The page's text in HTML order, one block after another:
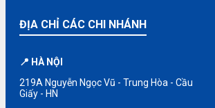
ĐỊA CHỈ CÁC CHI NHÁNH
📍 HÀ NỘI
219A Nguyễn Ngọc Vũ - Trung Hòa - Cầu
Giấy - HN